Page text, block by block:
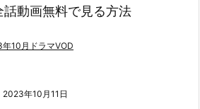
動画無料で見る方法
10月ドラマVOD
2023年10月11日